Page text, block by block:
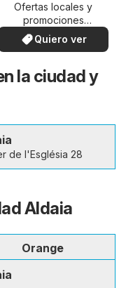
Ofertas locales y
promociones
especiales.
Quiero ver
la ciudad y
de l'Església 28
Aldaia
Orange